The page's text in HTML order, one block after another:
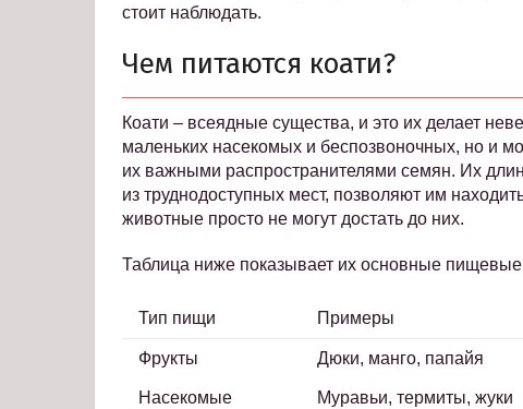
стоит наблюдать.
Чем питаются коати?
Коати – всеядные существа, и это их делает
маленьких насекомых и беспозвоночных, но и
их важными распространителями семян. Их
из труднодоступных мест, позволяют им
животные просто не могут достать до них.
Таблица ниже показывает их основные пищевые
Тип пищи Примеры
Фрукты Дюки, манго, папайя
Насекомые Муравьи, термиты, жуки